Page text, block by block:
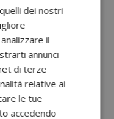
del 18 giugno:
a 5,99€
a 10,99€ con
in omaggio
tra Gran
dei nostri
il
annunci
di terze
relative ai
le tue
accedendo